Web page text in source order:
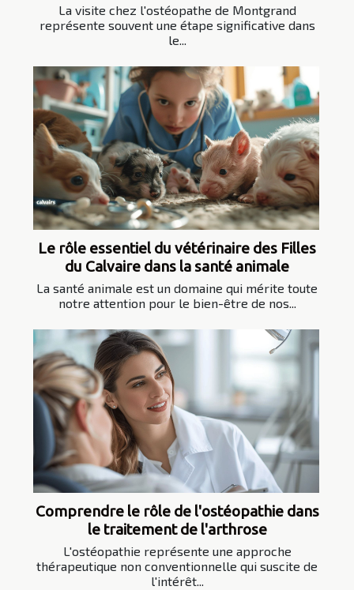
La visite chez l'ostéopathe de Montgrand
représente souvent une étape significative dans
le...
Le rôle essentiel du vétérinaire des Filles
du Calvaire dans la santé animale
La santé animale est un domaine qui mérite toute
notre attention pour le bien-être de nos...
Comprendre le rôle de l'ostéopathie dans
le traitement de l'arthrose
L'ostéopathie représente une approche
thérapeutique non conventionnelle qui suscite de
l'intérêt...